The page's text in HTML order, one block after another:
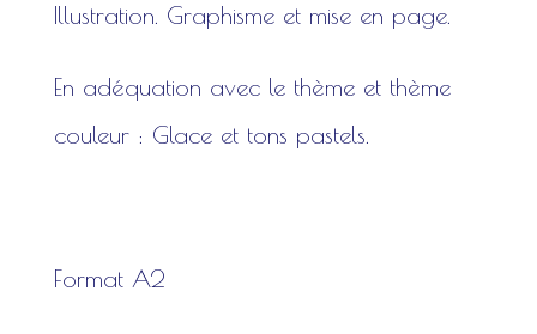
Illustration. Graphisme et mise en page.
En adéquation avec le thème et thème
couleur : Glace et tons pastels.
Format A2